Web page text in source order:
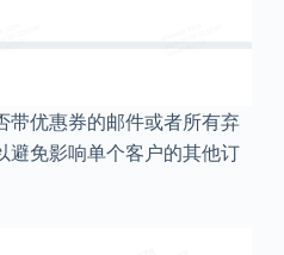
带优惠券的邮件或者所有弃
避免影响单个客户的其他订